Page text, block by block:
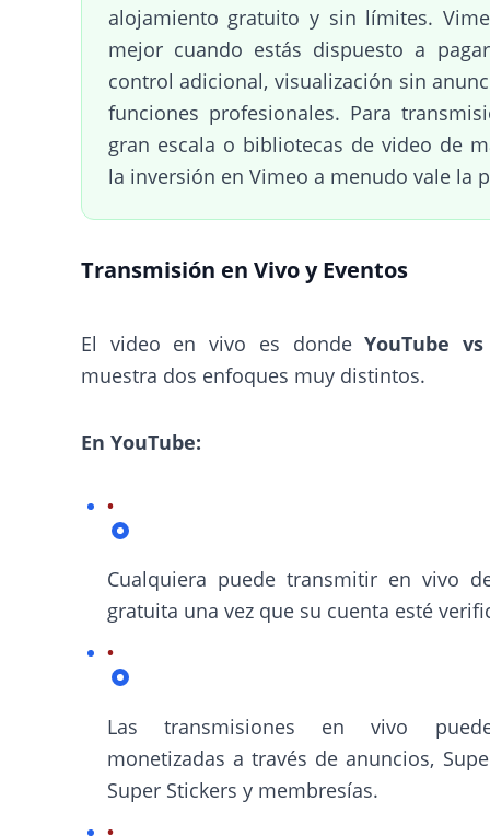
alojamiento gratuito y sin límites.
mejor cuando estás dispuesto a
control adicional, visualización sin
funciones profesionales. Para
gran escala o bibliotecas de video de
la inversión en Vimeo a menudo vale la
Transmisión en Vivo y Eventos
El video en vivo es dondeYouTube
muestra dos enfoques muy distintos.
En YouTube:
Cualquiera puede transmitir en vivo
gratuita una vez que su cuenta esté
Las transmisiones en vivo
monetizadas a través de anuncios,
Super Stickers y membresías.